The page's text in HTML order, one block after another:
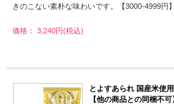
きのこない素朴な味わいです。【3000-4999円】
価格： 3,240円(税込)
とよすあられ 国産米使
【他の商品との同梱不可